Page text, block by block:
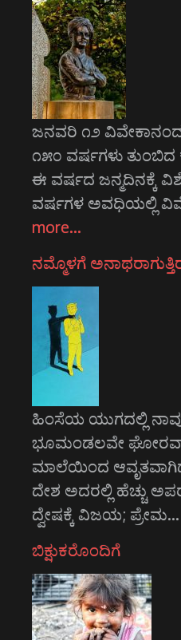
ಜನವರಿ ೧೨
೧೫೦ ವರ್ಷಗಳು
ಈ ವರ್ಷದ ಜನ್ಮದಿನಕ್ಕೆ
ವರ್ಷಗಳ ಅವಧಿಯಲ್ಲಿ
more…
ನಮ್ಮೊಳಗೆ
ಹಿಂಸೆಯ ಯುಗದಲ್ಲಿ ನಾವು
ಭೂಮಂಡಲವೇ
ಮಾಲೆಯಿಂದ
ದೇಶ ಅದರಲ್ಲಿ ಹೆಚ್ಚು
ದ್ವೇಷಕ್ಕೆ ವಿಜಯ; ಪ್ರೇಮ…
ಬಿಕ್ಷುಕರೊಂದಿಗೆ